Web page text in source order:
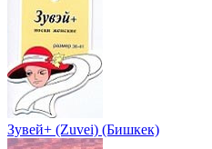
Зувей+ (Zuvei) (Бишкек)